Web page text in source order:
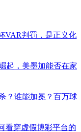
VAR判罚，是正义化
起，美墨加能否在家
？谁能加冕？百万球
看穿虚假博彩平台的